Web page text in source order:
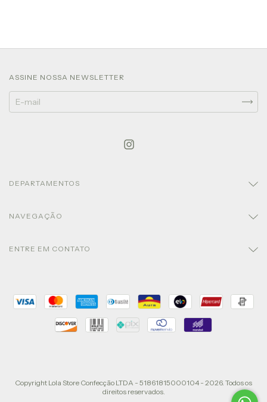
ASSINE NOSSA NEWSLETTER
DEPARTAMENTOS
NAVEGAÇÃO
ENTRE EM CONTATO
Copyright Lola Store Confecção LTDA - 51861815000104 - 2026. Todos os
direitos reservados.